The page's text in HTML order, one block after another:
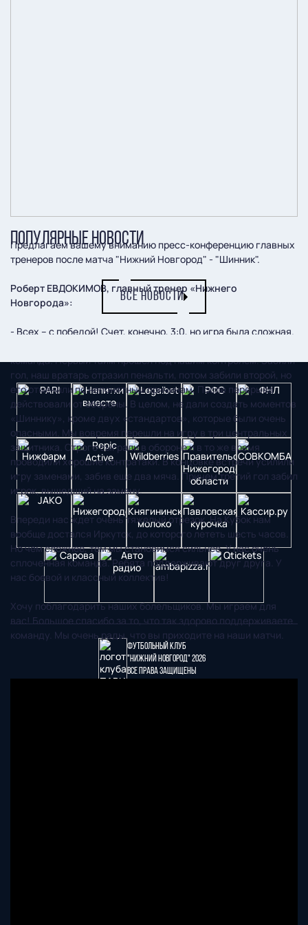
Предлагаем вашему вниманию пресс-конференцию главных
тренеров после матча "Нижний Новгород" - "Шинник".
Роберт ЕВДОКИМОВ, главный тренер «Нижнего
Новгорода»:
- Всех – с победой! Счет, конечно, 3:0, но игра была сложная.
команда. Первый тайм прошел под нашим контролем. Забили
гол, наш вратарь отразил пенальти, потом забили второй, но
его отменили по непонятным причинам. После перерыва
действовали от обороны. В целом, не дали создать моментов
«Шиннику», кроме двух «стандартов», которые были очень
опасными. Мы вовремя перешли на игру в три центральных
защитника. Строго сыграли в обороне и в то же время
проводили хорошие контратаки. В концовке встречи усилили
игру заменами, забив еще два мяча. Причем третий гол забил
игрок, вышедший на замену.
Впереди нас ждет очень тяжелый отрезок. На Кубок нам
вообще достался Иркутск, до которого лететь шесть часов.
Но чем сложнее, тем мы становимся сильнее. У нас очень
сплоченная команда. Ребята поддерживают друг друга. У
нас боевой и классный коллектив!
Хочу поблагодарить наших болельщиков. Мы играем для
вас! Большое спасибо за то, что так здорово поддерживаете
команду. Мы очень рады, что вы приходите на наши матчи.
ПОПУЛЯРНЫЕ НОВОСТИ
ВСЕ НОВОСТИ
Футбольный клуб
"Нижний Новгород" 2026
Все права защищены